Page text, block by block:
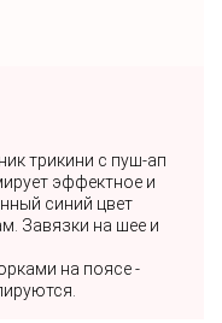
трикини с пуш-ап
эффектное и
синий цвет
Завязки на шее и
на поясе -